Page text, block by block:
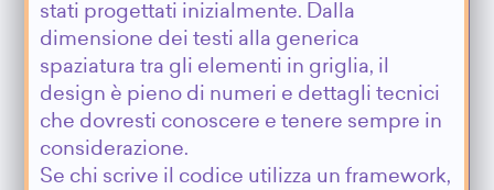
stati progettati inizialmente. Dalla
dimensione dei testi alla generica
spaziatura tra gli elementi in griglia, il
design è pieno di numeri e dettagli tecnici
che dovresti conoscere e tenere sempre in
considerazione.
Se chi scrive il codice utilizza un framework,